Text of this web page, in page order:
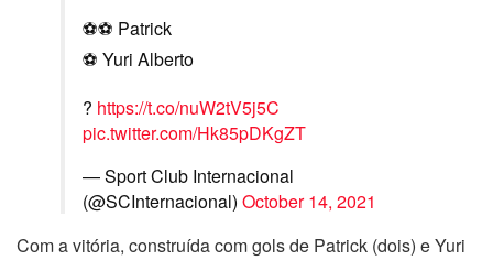
⚽️⚽️ Patrick
⚽️ Yuri Alberto
? https://t.co/nuW2tV5j5C
pic.twitter.com/Hk85pDKgZT
— Sport Club Internacional
(@SCInternacional) October 14, 2021
Com a vitória, construída com gols de Patrick (dois) e Yuri